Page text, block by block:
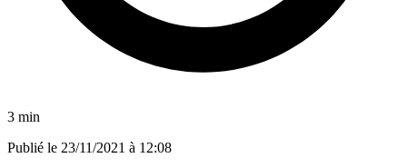
3 min
Publié le 23/11/2021 à 12:08